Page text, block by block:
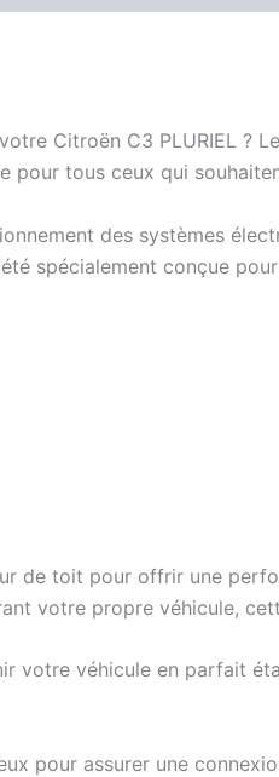
Citroën C3 PLURIEL ?
tous ceux qui
des systèmes
spécialement conçue
de toit pour offrir une
votre propre véhicule,
votre véhicule en parfait
pour assurer une